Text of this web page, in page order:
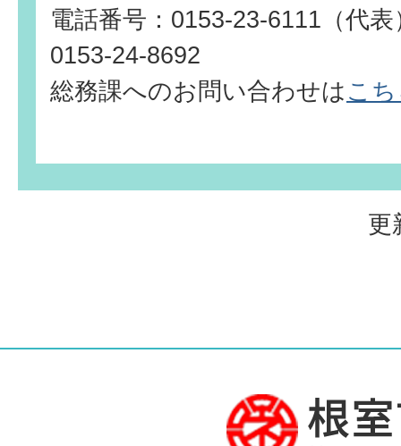
電話番号：0153-23-6111（代
0153-24-8692
総務課へのお問い合わせはこ
更